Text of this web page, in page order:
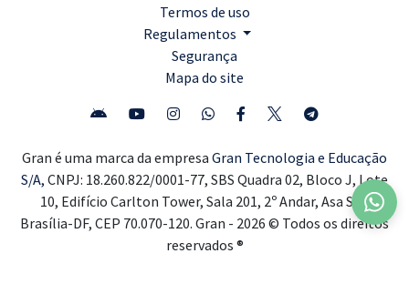
Termos de uso
Regulamentos
Segurança
Mapa do site
Gran é uma marca da empresa Gran Tecnologia e Educação
S/A, CNPJ: 18.260.822/0001-77, SBS Quadra 02, Bloco J, Lote
10, Edifício Carlton Tower, Sala 201, 2º Andar, Asa Sul,
Brasília-DF, CEP 70.070-120. Gran - 2026 © Todos os direitos
reservados ®